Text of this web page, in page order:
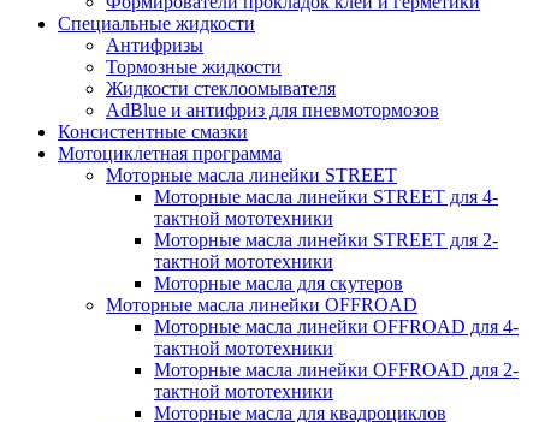
Специальные жидкости
Антифризы
Тормозные жидкости
Жидкости стеклоомывателя
AdBlue и антифриз для пневмотормозов
Консистентные смазки
Мотоциклетная программа
Моторные масла линейки STREET
Моторные масла линейки STREET для 4-
тактной мототехники
Моторные масла линейки STREET для 2-
тактной мототехники
Моторные масла для скутеров
Моторные масла линейки OFFROAD
Моторные масла линейки OFFROAD для 4-
тактной мототехники
Моторные масла линейки OFFROAD для 2-
тактной мототехники
Моторные масла для квадроциклов